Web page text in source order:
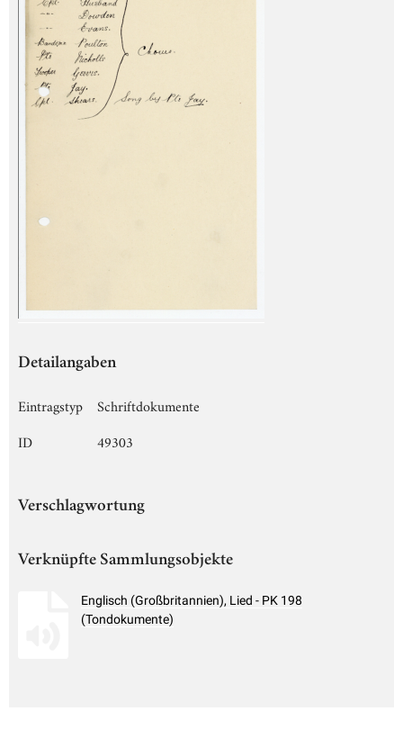
Detailangaben
Eintragstyp
Schriftdokumente
ID
49303
Verschlagwortung
Verknüpfte Sammlungsobjekte
Englisch (Großbritannien), Lied - PK 198
(Tondokumente)